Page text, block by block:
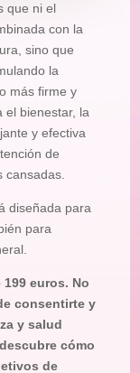
que ni el
con la
sino que
la
más firme y
el bienestar, la
y efectiva
de
cansadas.
diseñada para
para
euros. No
consentirte y
y salud
cómo
de